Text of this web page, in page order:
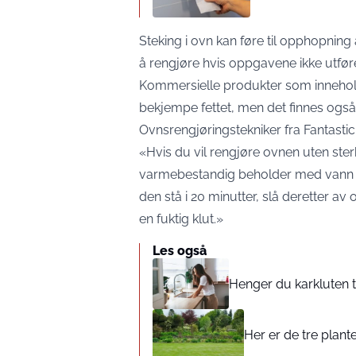
Steking i ovn kan føre til
å rengjøre hvis oppgavene ikke
Kommersielle produkter som
bekjempe fettet, men det finnes
Ovnsrengjøringstekniker fra
«Hvis du vil rengjøre ovnen uten
varmebestandig beholder med
den stå i 20 minutter, slå deretter av
en fuktig klut.»
Les også
Henger du karkluten
Her er de tre